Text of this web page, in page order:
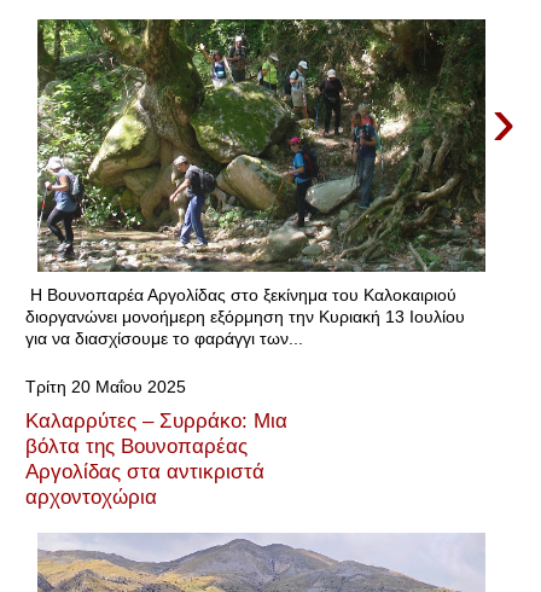
›
Η Βουνοπαρέα Αργολίδας στο ξεκίνημα του Καλοκαιριού
διοργανώνει μονοήμερη εξόρμηση την Κυριακή 13 Ιουλίου
για να διασχίσουμε το φαράγγι των...
Τρίτη 20 Μαΐου 2025
Καλαρρύτες – Συρράκο: Μια
βόλτα της Βουνοπαρέας
Αργολίδας στα αντικριστά
αρχοντοχώρια